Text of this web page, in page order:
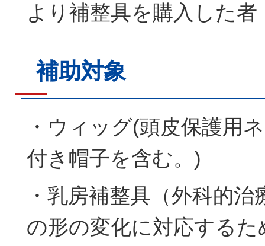
より補整具を購入した者
補助対象
・ウィッグ(頭皮保護用
付き帽子を含む。)
・乳房補整具（外科的
の形の変化に対応する